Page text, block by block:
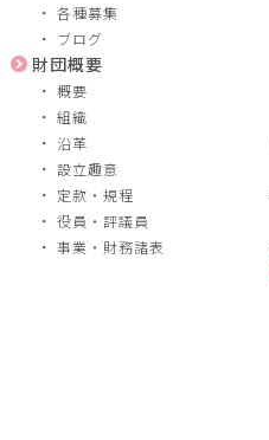
各種募集
ブログ
財団概要
概要
組織
沿革
設立趣意
定款・規程
役員・評議員
事業・財務諸表